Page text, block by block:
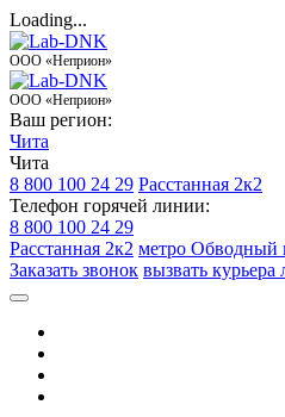
Loading...
ООО «Неприон»
ООО «Неприон»
Ваш регион:
Чита
Чита
8 800 100 24 29 Расстанная 2к2
Телефон горячей линии:
8 800 100 24 29
Расстанная 2к2 метро Обводный
Заказать звонок вызвать курьера